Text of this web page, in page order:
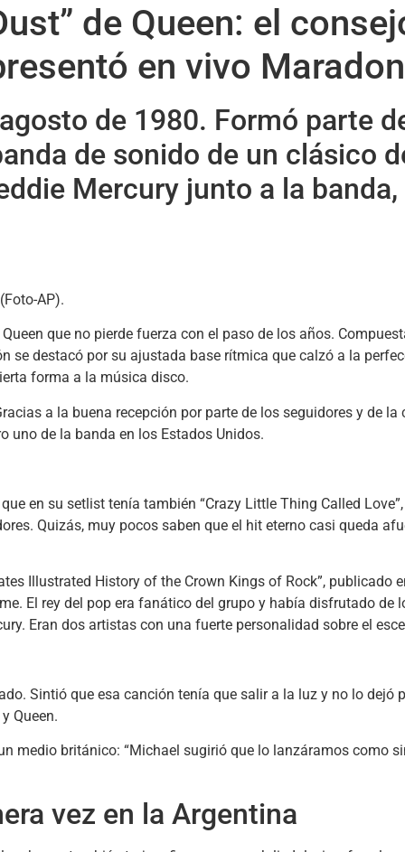
de Queen: el
en vivo
de 1980. Formó parte
de sonido de un clásico
Mercury junto a la
que no pierde fuerza con el paso de los años.
se destacó por su ajustada base rítmica que calzó a la
forma a la música disco.
a la buena recepción por parte de los seguidores y de
uno de la banda en los Estados Unidos.
en su setlist tenía también “Crazy Little Thing Called Love”,
Quizás, muy pocos saben que el hit eterno casi queda
Illustrated History of the Crown Kings of Rock”, publicado
El rey del pop era fanático del grupo y había disfrutado de
Eran dos artistas con una fuerte personalidad sobre el
Sintió que esa canción tenía que salir a la luz y no lo dejó
Queen.
medio británico: “Michael sugirió que lo lanzáramos como
vez en la Argentina